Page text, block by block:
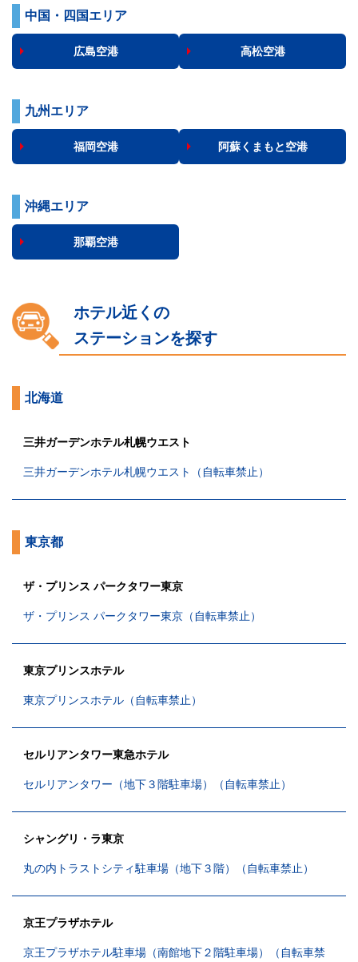
中国・四国エリア
広島空港 高松空港
九州エリア
福岡空港 阿蘇くまもと空港
沖縄エリア
那覇空港
ホテル近くの
ステーションを探す
北海道
三井ガーデンホテル札幌ウエスト
三井ガーデンホテル札幌ウエスト（自転車禁止）
東京都
ザ・プリンス パークタワー東京
ザ・プリンス パークタワー東京（自転車禁止）
東京プリンスホテル
東京プリンスホテル（自転車禁止）
セルリアンタワー東急ホテル
セルリアンタワー（地下３階駐車場）（自転車禁止）
シャングリ・ラ東京
丸の内トラストシティ駐車場（地下３階）（自転車禁止）
京王プラザホテル
京王プラザホテル駐車場（南館地下２階駐車場）（自転車禁